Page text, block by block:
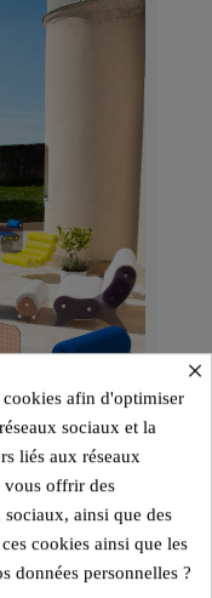
×
cookies afin d'optimiser
sociaux et la
liés aux réseaux
vous offrir des
ainsi que des
cookies ainsi que les
données personnelles ?